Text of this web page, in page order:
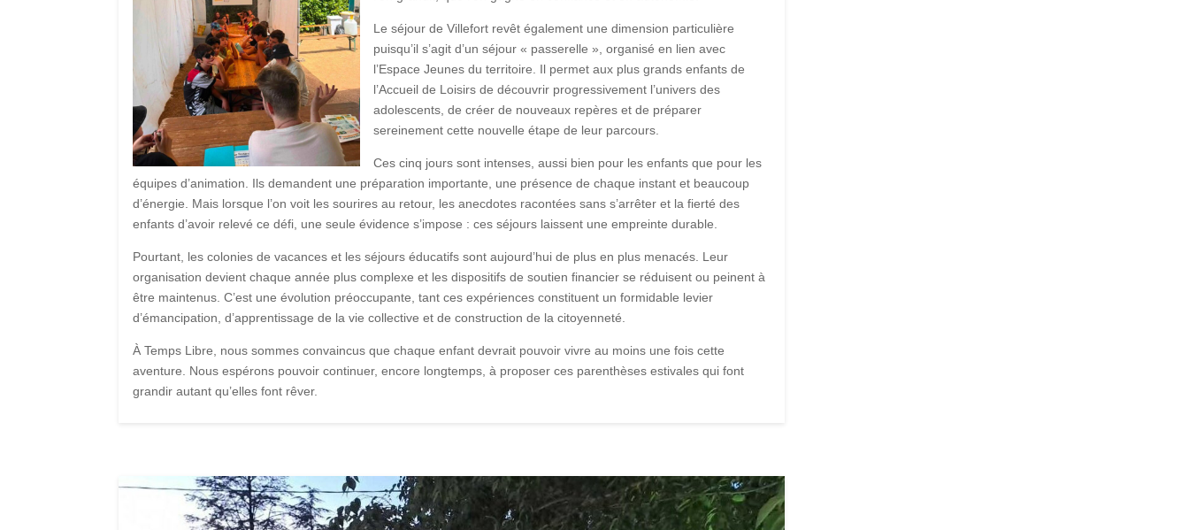
Le séjour de Villefort revêt également une dimension particulière
puisqu’il s’agit d’un séjour « passerelle », organisé en lien avec
l’Espace Jeunes du territoire. Il permet aux plus grands enfants de
l’Accueil de Loisirs de découvrir progressivement l’univers des
adolescents, de créer de nouveaux repères et de préparer
sereinement cette nouvelle étape de leur parcours.
Ces cinq jours sont intenses, aussi bien pour les enfants que pour les
équipes d’animation. Ils demandent une préparation importante, une présence de chaque instant et beaucoup
d’énergie. Mais lorsque l’on voit les sourires au retour, les anecdotes racontées sans s’arrêter et la fierté des
enfants d’avoir relevé ce défi, une seule évidence s’impose : ces séjours laissent une empreinte durable.
Pourtant, les colonies de vacances et les séjours éducatifs sont aujourd’hui de plus en plus menacés. Leur
organisation devient chaque année plus complexe et les dispositifs de soutien financier se réduisent ou peinent à
être maintenus. C’est une évolution préoccupante, tant ces expériences constituent un formidable levier
d’émancipation, d’apprentissage de la vie collective et de construction de la citoyenneté.
À Temps Libre, nous sommes convaincus que chaque enfant devrait pouvoir vivre au moins une fois cette
aventure. Nous espérons pouvoir continuer, encore longtemps, à proposer ces parenthèses estivales qui font
grandir autant qu’elles font rêver.